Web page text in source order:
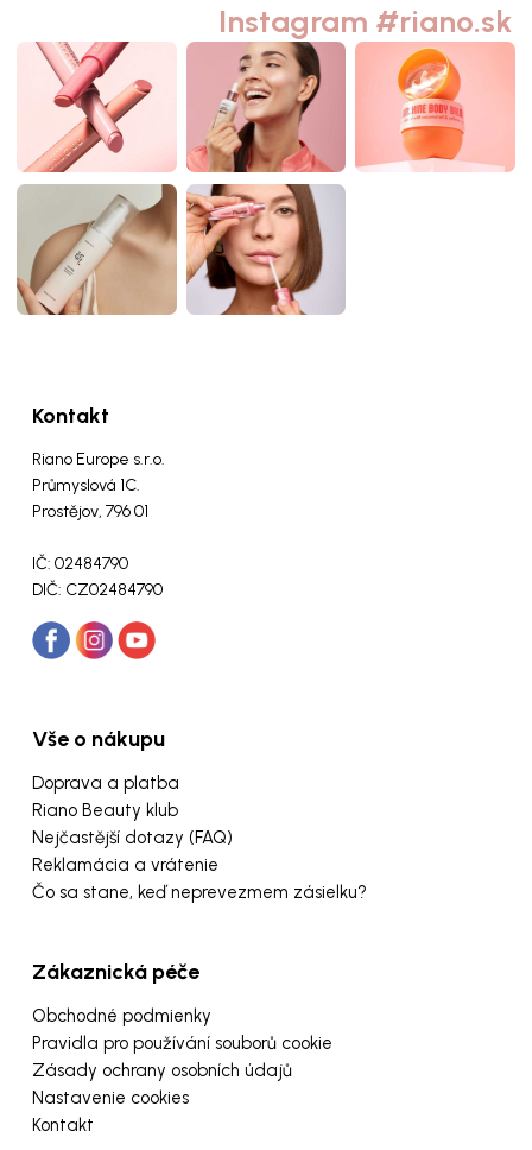
Instagram #riano.sk
Kontakt
Riano Europe s.r.o.
Průmyslová 1C.
Prostějov, 796 01
IČ: 02484790
DIČ: CZ02484790
Vše o nákupu
Doprava a platba
Riano Beauty klub
Nejčastější dotazy (FAQ)
Reklamácia a vrátenie
Čo sa stane, keď neprevezmem zásielku?
Zákaznická péče
Obchodné podmienky
Pravidla pro používání souborů cookie
Zásady ochrany osobních údajů
Nastavenie cookies
Kontakt